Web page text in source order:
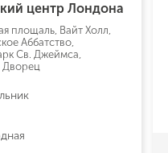
центр Лондона
площаль, Вайт Холл,
Аббатство,
Св. Джеймса,
Дворец